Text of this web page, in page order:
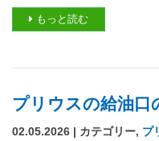
もっと読む
プリウスの給油口
02.05.2026 | カテゴリー, プ